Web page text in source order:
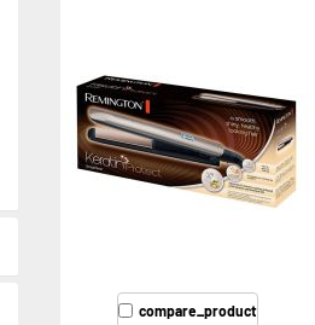
compare_product